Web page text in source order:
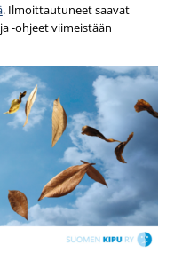
. Ilmoittautuneet saavat
-ohjeet viimeistään